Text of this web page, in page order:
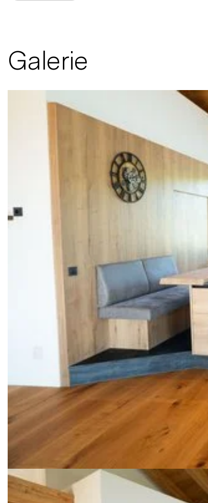
Galerie